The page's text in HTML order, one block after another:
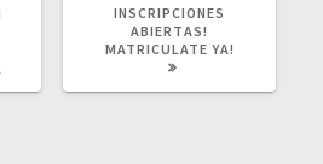
POST:
INSCRIPCIONES
ABIERTAS!
MATRICULATE YA!